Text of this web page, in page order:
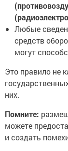
Любые
средств
могут
Это правило не
них.
Помните:
можете
и создать